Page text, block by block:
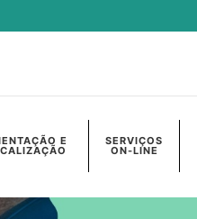
E SERVIÇOS
ON-LINE